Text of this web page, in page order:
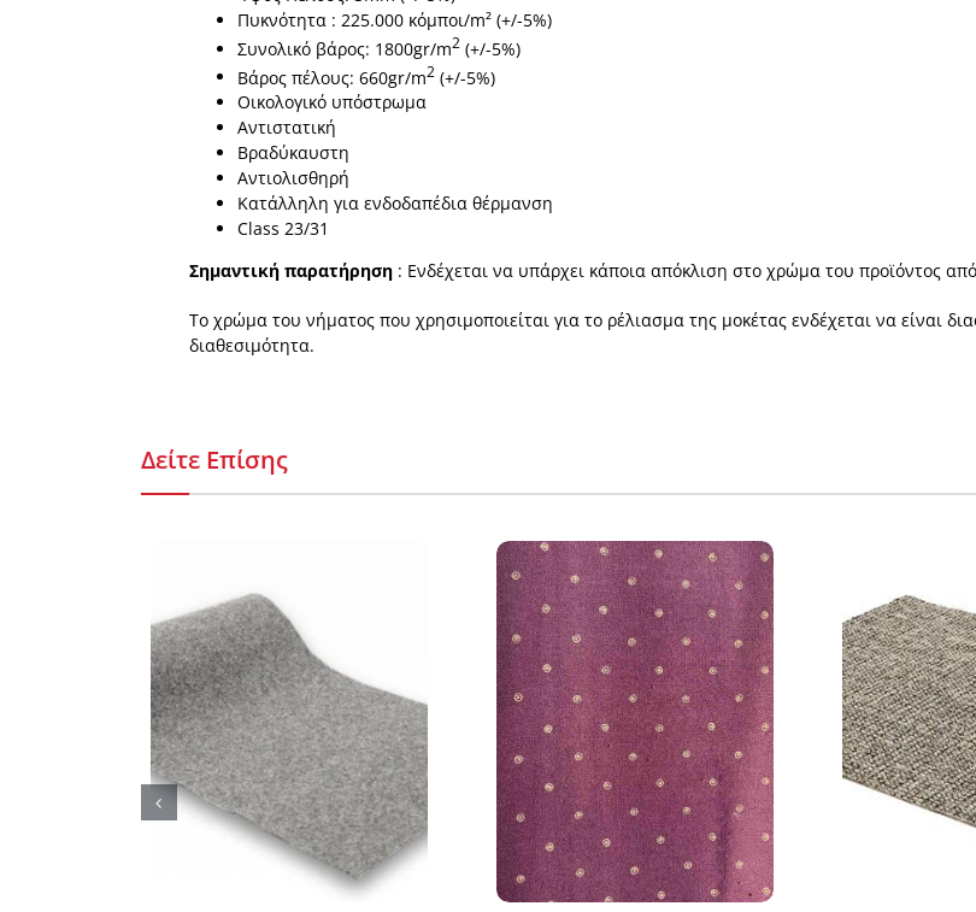
Πυκνότητα : 225.000 κόµποι/m² (+/-5%)
Συνολικό βάρος: 1800gr/m2(+/-5%)
Βάρος πέλους: 660gr/m2(+/-5%)
Οικολογικό υπόστρωμα
Αντιστατική
Βραδύκαυστη
Αντιολισθηρή
Κατάλληλη για ενδοδαπέδια θέρμανση
Class 23/31
Σημαντική παρατήρηση: Ενδέχεται να υπάρχει κάποια απόκλιση στο χρώμα του προϊόντος
Το χρώμα του νήματος που χρησιμοποιείται για το ρέλιασμα της μοκέτας ενδέχεται να είναι
διαθεσιμότητα.
Δείτε Επίσης